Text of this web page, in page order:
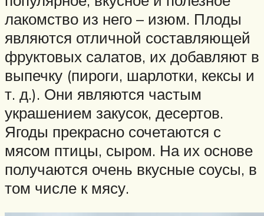
лакомство из него – изюм. Плоды
являются отличной составляющей
фруктовых салатов, их добавляют в
выпечку (пироги, шарлотки, кексы и
т. д.). Они являются частым
украшением закусок, десертов.
Ягоды прекрасно сочетаются с
мясом птицы, сыром. На их основе
получаются очень вкусные соусы, в
том числе к мясу.